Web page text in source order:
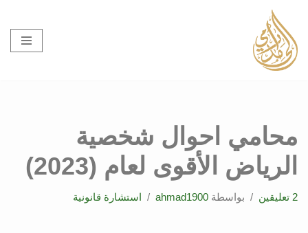
تخطى
إلى
المحتوى
محامي احوال شخصية
الرياض الأقوى لعام (2023)
2 تعليقين بواسطة ahmad1900 استشارة قانونية